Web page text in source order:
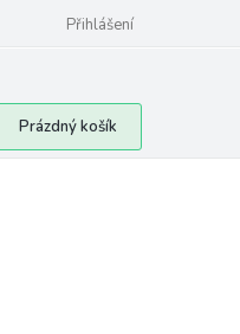
Přihlášení
Nákupní
košík
Prázdný košík